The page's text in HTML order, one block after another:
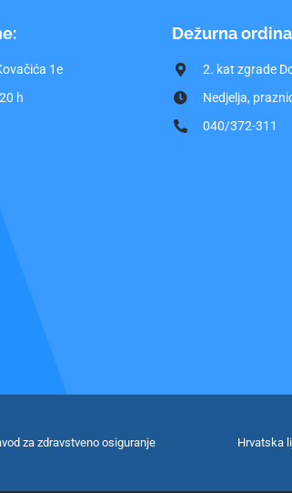
1e
h
Dežurna
2. kat zgrade
Nedjelja,
040/372-311
za zdravstveno osiguranje Hrvatska